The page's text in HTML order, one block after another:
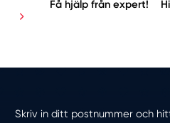
Få hjälp från expert!
Skriv in ditt postnummer och